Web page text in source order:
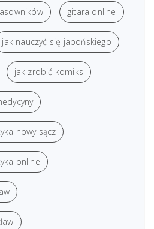
gitara online
jak nauczyć się japońskiego
jak zrobić komiks
nowy sącz
online